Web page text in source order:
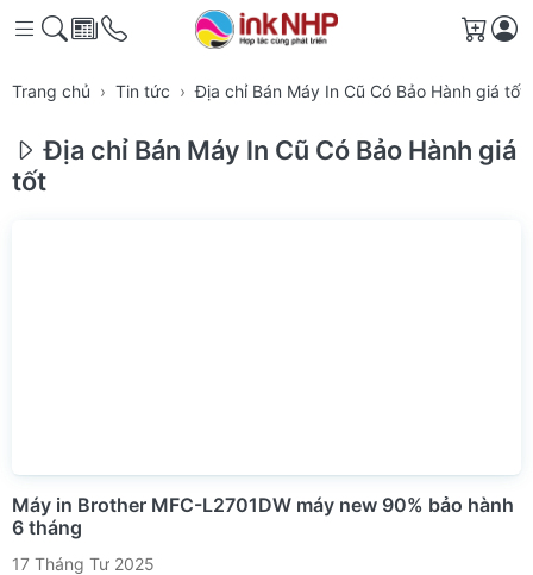
Giỏ
Trang chủ Tin tức Địa chỉ Bán Máy In Cũ Có Bảo Hành giá tốt
Địa chỉ Bán Máy In Cũ Có Bảo Hành giá
tốt
Máy in Brother MFC-L2701DW máy new 90% bảo hành
6 tháng
17 Tháng Tư 2025